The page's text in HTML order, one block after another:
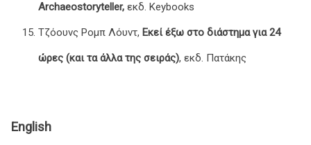
Archaeostoryteller, εκδ. Keybooks
Τζόουνς Ρομπ Λόυντ, Εκεί έξω στο διάστημα για 24
ώρες (και τα άλλα της σειράς), εκδ. Πατάκης
English